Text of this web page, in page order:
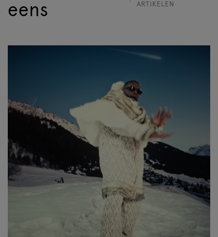
eens
ARTIKELEN